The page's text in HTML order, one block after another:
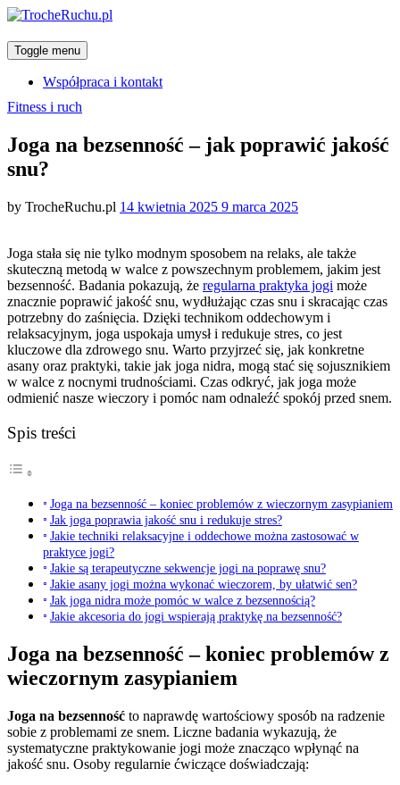
Toggle menu
Współpraca i kontakt
Categories
Fitness i ruch
Joga na bezsenność – jak poprawić jakość
snu?
by TrocheRuchu.pl Posted
14 kwietnia 2025 9 marca 2025
Joga stała się nie tylko modnym sposobem na relaks, ale także
skuteczną metodą w walce z powszechnym problemem, jakim jest
bezsenność. Badania pokazują, że regularna praktyka jogi może
znacznie poprawić jakość snu, wydłużając czas snu i skracając czas
potrzebny do zaśnięcia. Dzięki technikom oddechowym i
relaksacyjnym, joga uspokaja umysł i redukuje stres, co jest
kluczowe dla zdrowego snu. Warto przyjrzeć się, jak konkretne
asany oraz praktyki, takie jak joga nidra, mogą stać się sojusznikiem
w walce z nocnymi trudnościami. Czas odkryć, jak joga może
odmienić nasze wieczory i pomóc nam odnaleźć spokój przed snem.
Spis treści
Joga na bezsenność – koniec problemów z wieczornym zasypianiem
Jak joga poprawia jakość snu i redukuje stres?
Jakie techniki relaksacyjne i oddechowe można zastosować w
praktyce jogi?
Jakie są terapeutyczne sekwencje jogi na poprawę snu?
Jakie asany jogi można wykonać wieczorem, by ułatwić sen?
Jak joga nidra może pomóc w walce z bezsennością?
Jakie akcesoria do jogi wspierają praktykę na bezsenność?
Joga na bezsenność – koniec problemów z
wieczornym zasypianiem
Joga na bezsenność to naprawdę wartościowy sposób na radzenie
sobie z problemami ze snem. Liczne badania wykazują, że
systematyczne praktykowanie jogi może znacząco wpłynąć na
jakość snu. Osoby regularnie ćwiczące doświadczają: